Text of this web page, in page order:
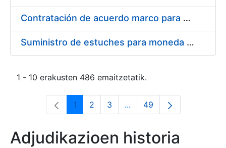
Contratación de acuerdo marco para el Suministro de Material de Electricidad para la Fábrica Nacional de Moneda y Timbre-Real Casa de la Moneda en su centro de trabajo de Burgos
Suministro de estuches para moneda de 30 €
1 - 10 erakusten 486 emaitzetatik.
Orrialdea
1 Orrialdea
2 Orrialdea
3 ...Intermediate Pages Use
Orrialdea
49
Adjudikazioen historia